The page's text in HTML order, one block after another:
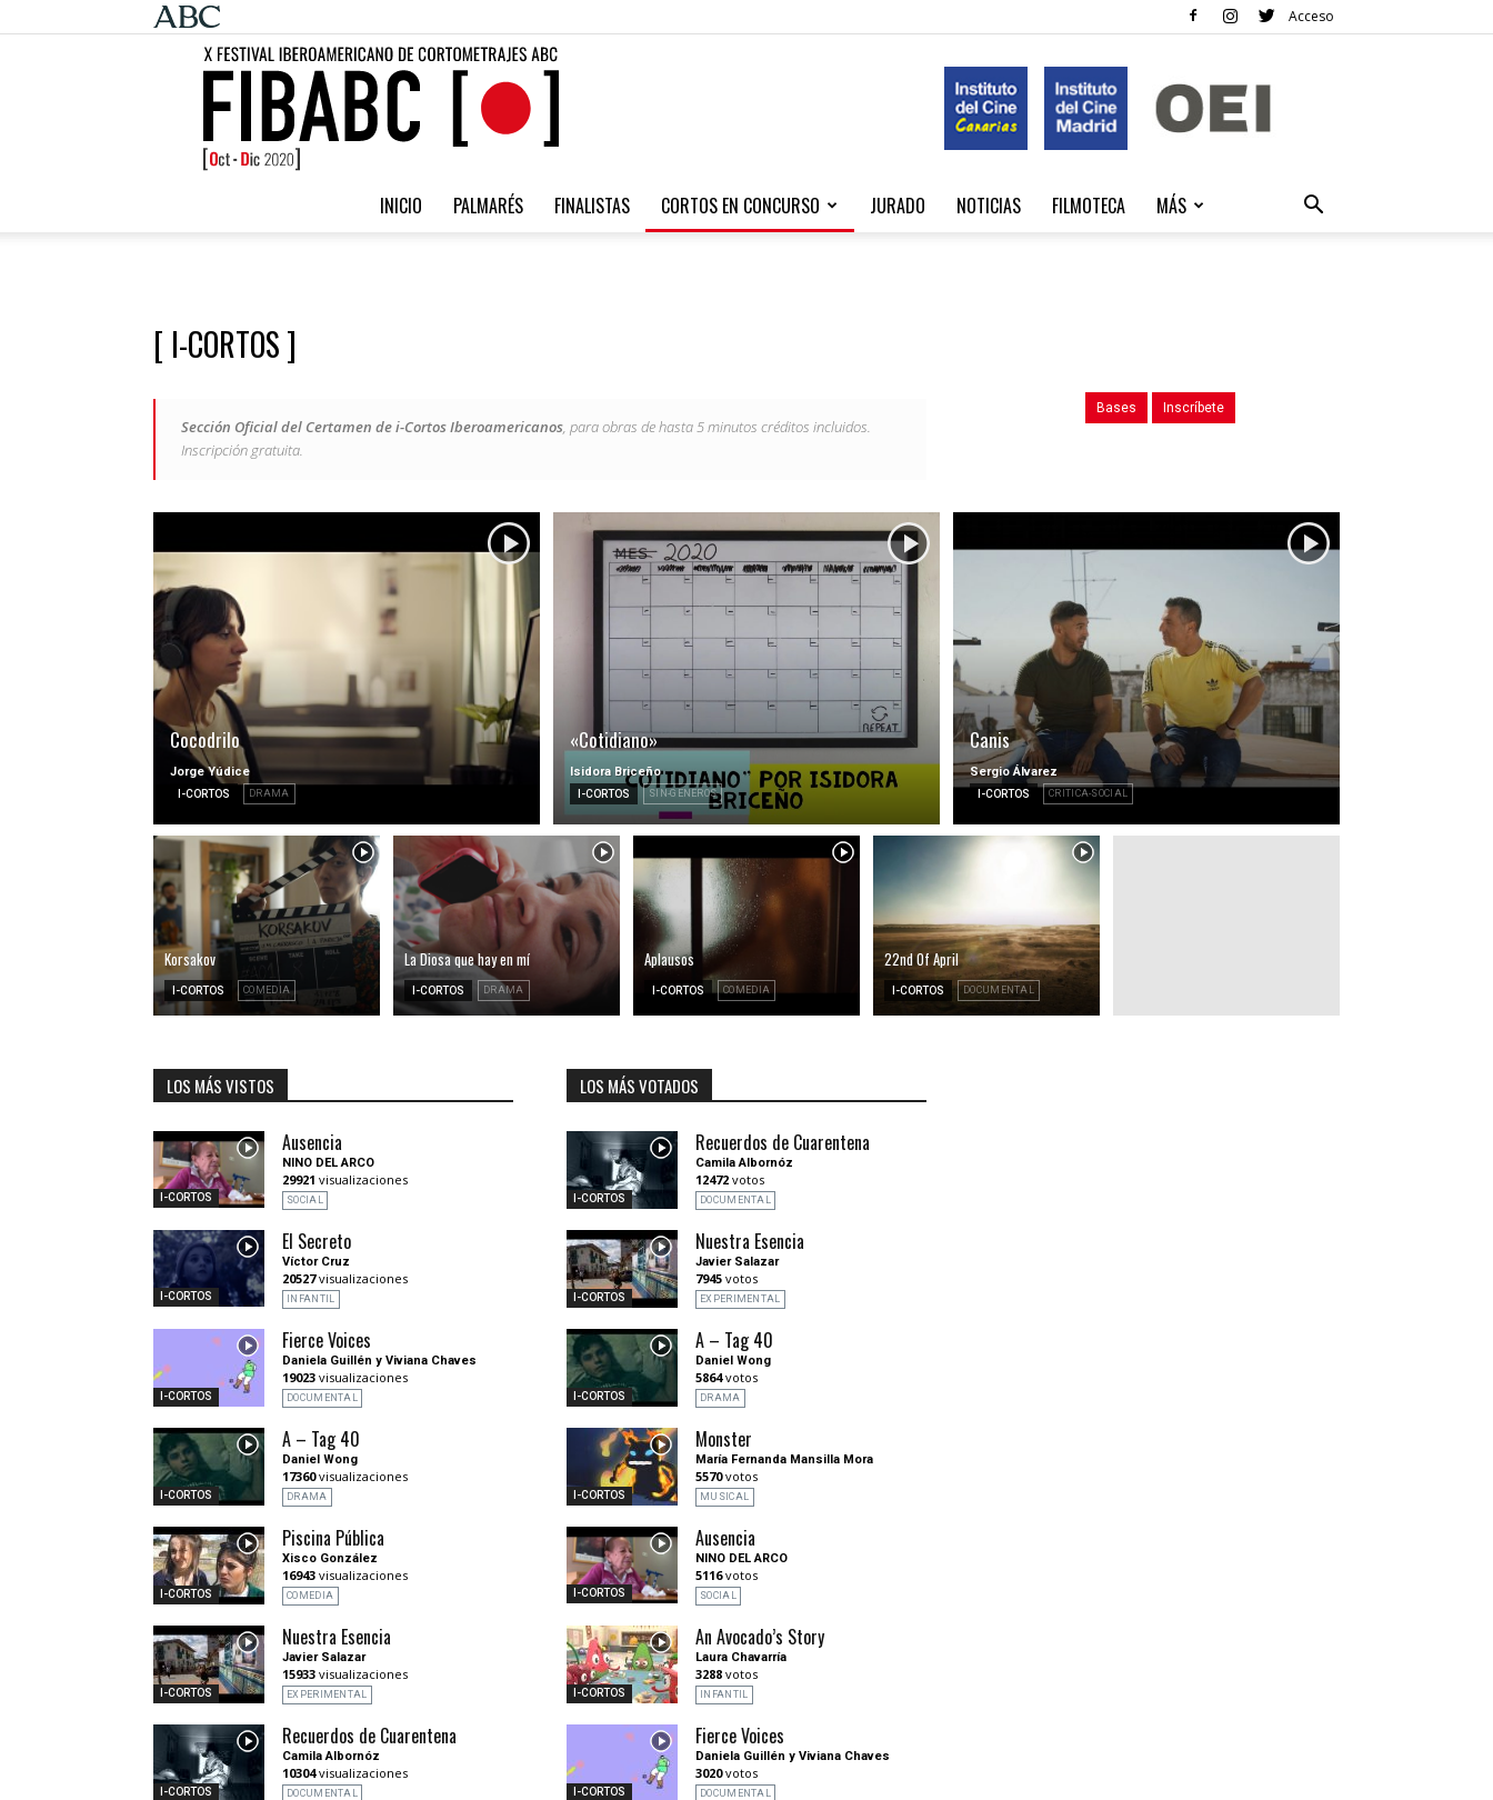
Acceso
INICIO PALMARÉS FINALISTAS CORTOS EN CONCURSO JURADO NOTICIAS FILMOTECA MÁS
[ I-CORTOS ]
Sección Oficial del Certamen de i-Cortos Iberoamericanos, para obras de hasta 5 minutos créditos incluidos.
Inscripción gratuita.
Bases Inscríbete
Cocodrilo
Jorge Yúdice
I-CORTOS DRAMA
«Cotidiano»
Isidora Briceño
I-CORTOS SIN-GENEROS
Canis
Sergio Álvarez
I-CORTOS CRITICA-SOCIAL
Korsakov
I-CORTOS COMEDIA
La Diosa que hay en mí
I-CORTOS DRAMA
Aplausos
I-CORTOS COMEDIA
22nd Of April
I-CORTOS DOCUMENTAL
LOS MÁS VISTOS
I-CORTOS
Ausencia
NINO DEL ARCO
29921 visualizaciones
SOCIAL
I-CORTOS
El Secreto
Víctor Cruz
20527visualizaciones
INFANTIL
I-CORTOS
Fierce Voices
Daniela Guillén y Viviana Chaves
19023 visualizaciones
DOCUMENTAL
I-CORTOS
A – Tag 40
Daniel Wong
17360visualizaciones
DRAMA
I-CORTOS
Piscina Pública
Xisco González
16943 visualizaciones
COMEDIA
I-CORTOS
Nuestra Esencia
Javier Salazar
15933 visualizaciones
EXPERIMENTAL
I-CORTOS
Recuerdos de Cuarentena
Camila Albornóz
10304visualizaciones
DOCUMENTAL
LOS MÁS VOTADOS
I-CORTOS
Recuerdos de Cuarentena
Camila Albornóz
12472 votos
DOCUMENTAL
I-CORTOS
Nuestra Esencia
Javier Salazar
7945 votos
EXPERIMENTAL
I-CORTOS
A – Tag 40
Daniel Wong
5864votos
DRAMA
I-CORTOS
Monster
María Fernanda Mansilla Mora
5570votos
MUSICAL
I-CORTOS
Ausencia
NINO DEL ARCO
5116votos
SOCIAL
I-CORTOS
An Avocado’s Story
Laura Chavarría
3288 votos
INFANTIL
I-CORTOS
Fierce Voices
Daniela Guillén y Viviana Chaves
3020votos
DOCUMENTAL